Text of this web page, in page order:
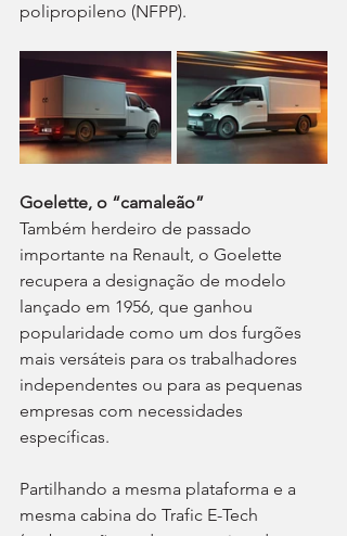
polipropileno (NFPP).
Goelette, o “camaleão”
Também herdeiro de passado
importante na Renault, o Goelette
recupera a designação de modelo
lançado em 1956, que ganhou
popularidade como um dos furgões
mais versáteis para os trabalhadores
independentes ou para as pequenas
empresas com necessidades
específicas.
Partilhando a mesma plataforma e a
mesma cabina do Trafic E-Tech